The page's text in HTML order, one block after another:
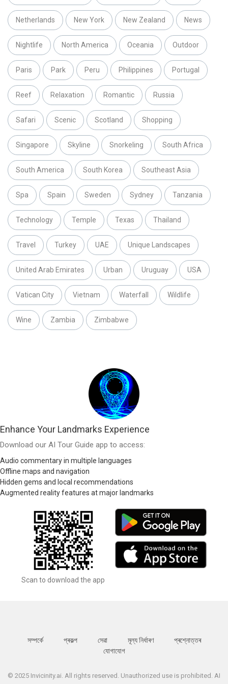
Netherlands New York New Zealand News
Nightlife North America Oceania Outdoor
Paris Park Peru Philippines Portugal
Reef Relaxation Romantic Russia
Safari Scenic Scotland Shopping
Singapore Skyline Snorkeling South Africa
South America South Korea Southeast Asia
Spa Spain Sweden Sydney Tanzania
Technology Temple Texas Thailand
Travel Turkey UAE Unique Landscapes
United Arab Emirates Urban Uruguay USA
Vatican City Vietnam Waterfall Wildlife
Wine Zambia Zimbabwe
Enhance Your Landmarks Experience
Download our AI Tour Guide app to access:
Audio commentary in multiple languages
Offline maps and navigation
Hidden gems and local recommendations
Augmented reality features at major landmarks
Scan to download the app
সম্পর্কে প্ৰকল্প সেৱা মূল্য নিৰ্ধাৰণ
প্ৰশ্নোত্তৰ
যোগাযোগ
© 2025 Invicinity.ai. All rights reserved. Unauthorized use is prohibited. AI